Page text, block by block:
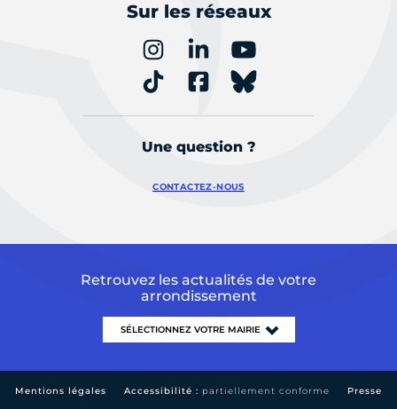
Sur les réseaux
Une question ?
CONTACTEZ-NOUS
Retrouvez les actualités de votre
arrondissement
Mentions légales Accessibilité : partiellement conforme Presse